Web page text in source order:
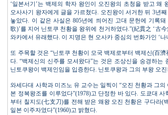
‘일본서기’는 백제의 학자 왕인이 오진왕의 초청을 받고
오사사기 왕자에게 글을 가르쳤다. 오진왕이 서거한 뒤 3년
놓았다. 이 같은 사실은 805년에 씌어진 고대 문헌에 기록
歌)’를 지어 닌토쿠 천황을 왕위에 천거하였다.”(紀貫之 ‘古
와카에서 유래했다. 이 지명은 현 오사카 중심의 번화가인 ‘
또 주목할 것은 “닌토쿠 천황이 모국 백제로부터 백제신(百濟
다. “백제신의 신주를 모셔왔다”는 것은 조상신을 숭경하
닌토쿠왕이 백제인임을 입증한다. 닌토쿠왕과 그의 부왕 오
와세다대 사학과 미즈노 유 교수는 일찍이 “오진 천황과 그
본 정복왕조를 이루었다”(1978)고 단정한 바 있다. 도쿄대
부터 칠지도(七支刀)를 전해 받은 왜왕 오진 천황은 구다라(
일본 이주자였다”(1960)고 밝혔다.